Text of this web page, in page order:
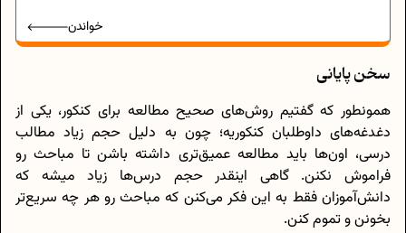
خواندن
سخن پایانی
همونطور که گفتیم روش‌های صحیح مطالعه برای کنکور، یکی از
دغدغه‌های داوطلبان کنکوریه؛ چون به دلیل حجم زیاد مطالب
درسی، اون‌ها باید مطالعه عمیق‌تری داشته باشن تا مباحث رو
فراموش نکنن. گاهی اینقدر حجم درس‌ها زیاد میشه که
دانش‌آموزان فقط به این فکر می‌کنن که مباحث رو هر چه سریع‌تر
بخونن و تموم کنن.